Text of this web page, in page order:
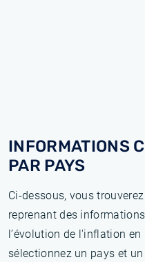
INFORMATIONS
PAR PAYS
Ci-dessous, vous
reprenant des
l’évolution de l'inflation en
sélectionnez un pays et